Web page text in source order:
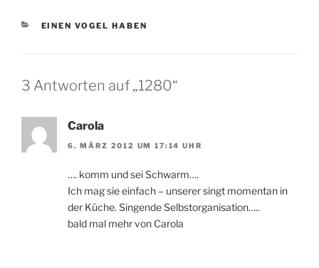
KATEGORIEN
EINEN VOGEL HABEN
3 Antworten auf „1280“
Carola
6. MÄRZ 2012 UM 17:14 UHR
…. komm und sei Schwarm….
Ich mag sie einfach – unserer singt momentan in
der Küche. Singende Selbstorganisation…..
bald mal mehr von Carola